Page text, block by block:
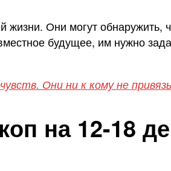
жизни. Они могут
будущее, им нужно
Они ни к кому не
на 12-18